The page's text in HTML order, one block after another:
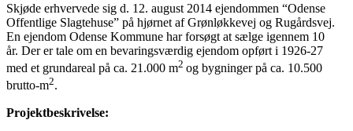
Skjøde erhvervede sig d. 12. august 2014 ejendommen “Odense
Offentlige Slagtehuse” på hjørnet af Grønløkkevej og Rugårdsvej.
En ejendom Odense Kommune har forsøgt at sælge igennem 10
år. Der er tale om en bevaringsværdig ejendom opført i 1926-27
med et grundareal på ca. 21.000 m2 og bygninger på ca. 10.500
brutto-m2.
Projektbeskrivelse: